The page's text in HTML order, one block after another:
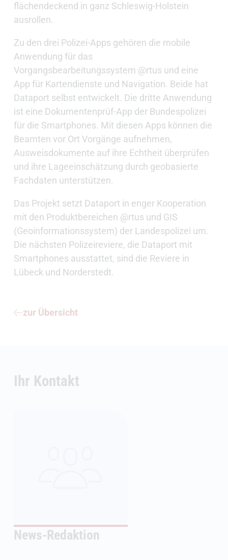
flächendeckend in ganz Schleswig-Holstein
ausrollen.
Zu den drei Polizei-Apps gehören die mobile
Anwendung für das
Vorgangsbearbeitungssystem @rtus und eine
App für Kartendienste und Navigation. Beide hat
Dataport selbst entwickelt. Die dritte Anwendung
ist eine Dokumentenprüf-App der Bundespolizei
für die Smartphones. Mit diesen Apps können die
Beamten vor Ort Vorgänge aufnehmen,
Ausweisdokumente auf ihre Echtheit überprüfen
und ihre Lageeinschätzung durch geobasierte
Fachdaten unterstützen.
Das Projekt setzt Dataport in enger Kooperation
mit den Produktbereichen @rtus und GIS
(Geoinformationssystem) der Landespolizei um.
Die nächsten Polizeireviere, die Dataport mit
Smartphones ausstattet, sind die Reviere in
Lübeck und Norderstedt.
zur Übersicht
Ihr Kontakt
News-Redaktion